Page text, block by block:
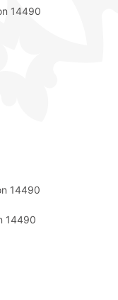
14490
14490
14490